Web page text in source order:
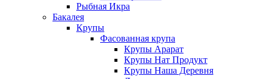
Рыбная Икра
Бакалея
Крупы
Фасованная крупа
Крупы Арарат
Крупы Нат Продукт
Крупы Наша Деревня